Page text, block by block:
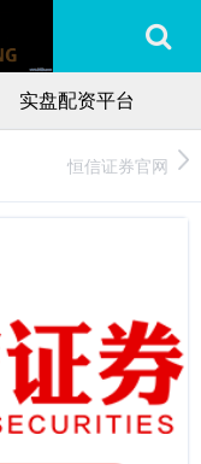
实盘配资平台
恒信证券官网